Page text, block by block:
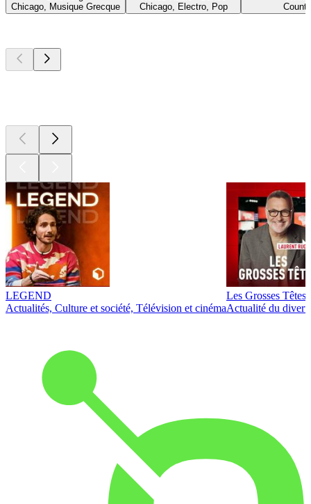
Chicago, Musique Grecque
Chicago, Electro, Pop
LEGEND
Actualités, Culture et société, Télévision et cinéma
Les Grosses Têtes
Actualité du